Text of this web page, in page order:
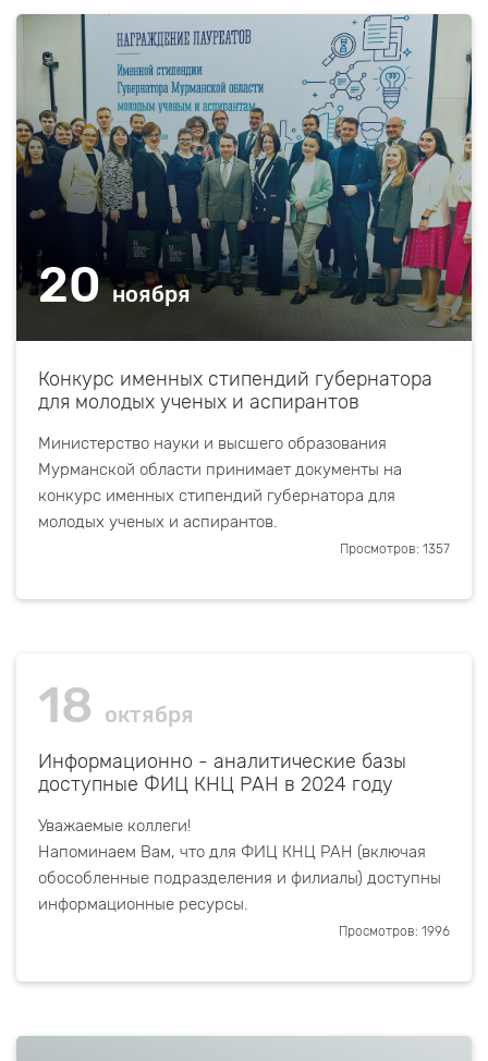
20 ноября
Конкурс именных стипендий губернатора
для молодых ученых и аспирантов
Министерство науки и высшего образования
Мурманской области принимает документы на
конкурс именных стипендий губернатора для
молодых ученых и аспирантов.
Просмотров: 1357
18 октября
Информационно - аналитические базы
доступные ФИЦ КНЦ РАН в 2024 году
Уважаемые коллеги!
Напоминаем Вам, что для ФИЦ КНЦ РАН (включая
обособленные подразделения и филиалы) доступны
информационные ресурсы.
Просмотров: 1996